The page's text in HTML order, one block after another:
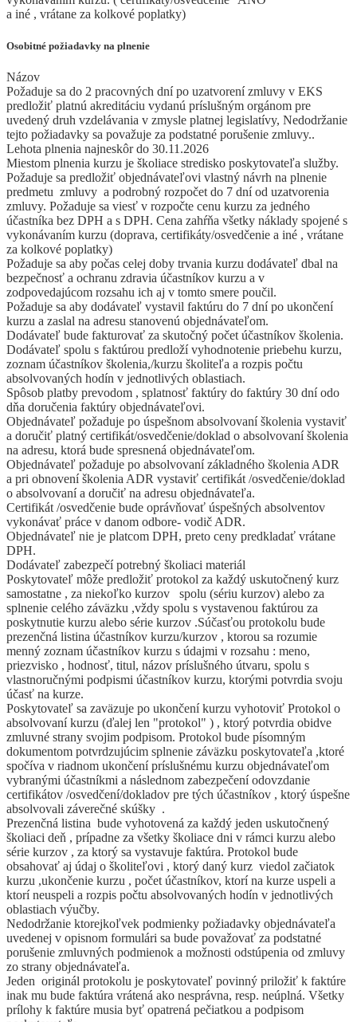
a iné , vrátane za kolkové poplatky)
Osobitné požiadavky na plnenie
Názov
Požaduje sa do 2 pracovných dní po uzatvorení zmluvy v EKS
predložiť platnú akreditáciu vydanú príslušným orgánom pre
uvedený druh vzdelávania v zmysle platnej legislatívy, Nedodržanie
tejto požiadavky sa považuje za podstatné porušenie zmluvy..
Lehota plnenia najneskôr do 30.11.2026
Miestom plnenia kurzu je školiace stredisko poskytovateľa služby.
Požaduje sa predložiť objednávateľovi vlastný návrh na plnenie
predmetu zmluvy a podrobný rozpočet do 7 dní od uzatvorenia
zmluvy. Požaduje sa viesť v rozpočte cenu kurzu za jedného
účastníka bez DPH a s DPH. Cena zahŕňa všetky náklady spojené s
vykonávaním kurzu (doprava, certifikáty/osvedčenie a iné , vrátane
za kolkové poplatky)
Požaduje sa aby počas celej doby trvania kurzu dodávateľ dbal na
bezpečnosť a ochranu zdravia účastníkov kurzu a v
zodpovedajúcom rozsahu ich aj v tomto smere poučil.
Požaduje sa aby dodávateľ vystavil faktúru do 7 dní po ukončení
kurzu a zaslal na adresu stanovenú objednávateľom.
Dodávateľ bude fakturovať za skutočný počet účastníkov školenia.
Dodávateľ spolu s faktúrou predloží vyhodnotenie priebehu kurzu,
zoznam účastníkov školenia,/kurzu školiteľa a rozpis počtu
absolvovaných hodín v jednotlivých oblastiach.
Spôsob platby prevodom , splatnosť faktúry do faktúry 30 dní odo
dňa doručenia faktúry objednávateľovi.
Objednávateľ požaduje po úspešnom absolvovaní školenia vystaviť
a doručiť platný certifikát/osvedčenie/doklad o absolvovaní školenia
na adresu, ktorá bude spresnená objednávateľom.
Objednávateľ požaduje po absolvovaní základného školenia ADR
a pri obnovení školenia ADR vystaviť certifikát /osvedčenie/doklad
o absolvovaní a doručiť na adresu objednávateľa.
Certifikát /osvedčenie bude oprávňovať úspešných absolventov
vykonávať práce v danom odbore- vodič ADR.
Objednávateľ nie je platcom DPH, preto ceny predkladať vrátane
DPH.
Dodávateľ zabezpečí potrebný školiaci materiál
Poskytovateľ môže predložiť protokol za každý uskutočnený kurz
samostatne , za niekoľko kurzov spolu (sériu kurzov) alebo za
splnenie celého záväzku ,vždy spolu s vystavenou faktúrou za
poskytnutie kurzu alebo série kurzov .Súčasťou protokolu bude
prezenčná listina účastníkov kurzu/kurzov , ktorou sa rozumie
menný zoznam účastníkov kurzu s údajmi v rozsahu : meno,
priezvisko , hodnosť, titul, názov príslušného útvaru, spolu s
vlastnoručnými podpismi účastníkov kurzu, ktorými potvrdia svoju
účasť na kurze.
Poskytovateľ sa zaväzuje po ukončení kurzu vyhotoviť Protokol o
absolvovaní kurzu (ďalej len "protokol" ) , ktorý potvrdia obidve
zmluvné strany svojim podpisom. Protokol bude písomným
dokumentom potvrdzujúcim splnenie záväzku poskytovateľa ,ktoré
spočíva v riadnom ukončení príslušnému kurzu objednávateľom
vybranými účastníkmi a následnom zabezpečení odovzdanie
certifikátov /osvedčení/dokladov pre tých účastníkov , ktorý úspešne
absolvovali záverečné skúšky .
Prezenčná listina bude vyhotovená za každý jeden uskutočnený
školiaci deň , prípadne za všetky školiace dni v rámci kurzu alebo
série kurzov , za ktorý sa vystavuje faktúra. Protokol bude
obsahovať aj údaj o školiteľovi , ktorý daný kurz viedol začiatok
kurzu ,ukončenie kurzu , počet účastníkov, ktorí na kurze uspeli a
ktorí neuspeli a rozpis počtu absolvovaných hodín v jednotlivých
oblastiach výučby.
Nedodržanie ktorejkoľvek podmienky požiadavky objednávateľa
uvedenej v opisnom formulári sa bude považovať za podstatné
porušenie zmluvných podmienok a možnosti odstúpenia od zmluvy
zo strany objednávateľa.
Jeden originál protokolu je poskytovateľ povinný priložiť k faktúre
inak mu bude faktúra vrátená ako nesprávna, resp. neúplná. Všetky
prílohy k faktúre musia byť opatrená pečiatkou a podpisom